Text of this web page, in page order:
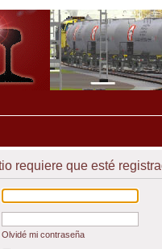
requiere que esté
Olvidé mi contraseña